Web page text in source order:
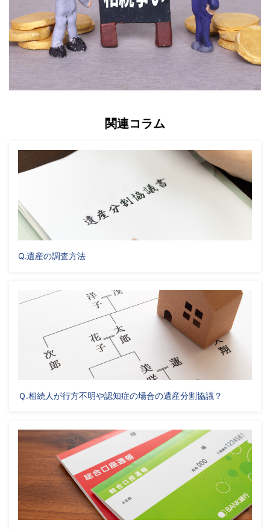
関連コラム
Q.遺産の調査方法
Ｑ.相続人が行方不明や認知症の場合の遺産分割協議？